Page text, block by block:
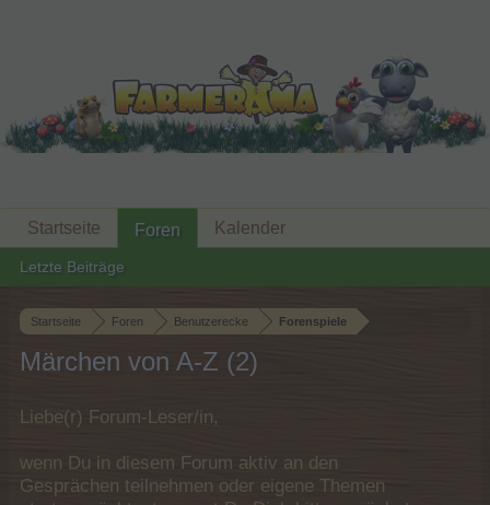
Startseite Foren Benutzerecke Forenspiele
Märchen von A-Z (2)
Liebe(r) Forum-Leser/in,
wenn Du in diesem Forum aktiv an den
Gesprächen teilnehmen oder eigene Themen
Startseite Foren
Letzte Beiträge
Kalender